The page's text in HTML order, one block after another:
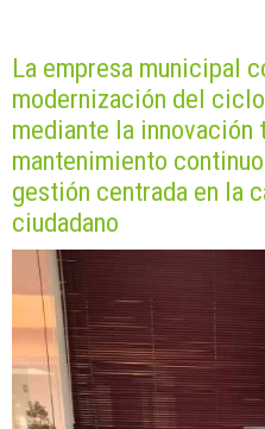
La empresa municipal
modernización del
mediante la innovación
mantenimiento
gestión centrada en la
ciudadano